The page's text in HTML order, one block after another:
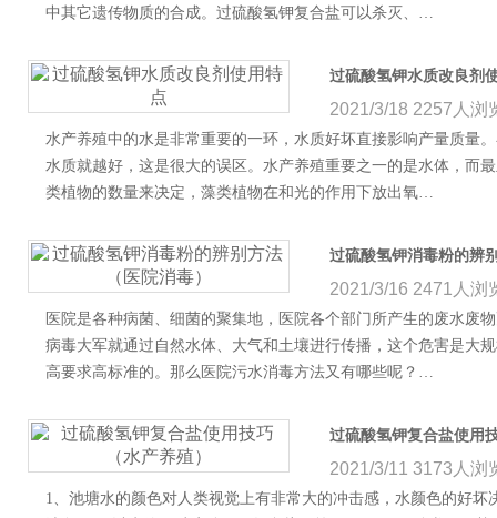
中其它遗传物质的合成。过硫酸氢钾复合盐可以杀灭、…
过硫酸氢钾水质改良剂
2021/3/18 2257人浏
水产养殖中的水是非常重要的一环，水质好坏直接影响产量质量
水质就越好，这是很大的误区。水产养殖重要之一的是水体，而
类植物的数量来决定，藻类植物在和光的作用下放出氧…
过硫酸氢钾消毒粉的辨
2021/3/16 2471人浏
医院是各种病菌、细菌的聚集地，医院各个部门所产生的废水废
病毒大军就通过自然水体、大气和土壤进行传播，这个危害是大
高要求高标准的。那么医院污水消毒方法又有哪些呢？…
过硫酸氢钾复合盐使用
2021/3/11 3173人浏
1、池塘水的颜色对人类视觉上有非常大的冲击感，水颜色的好